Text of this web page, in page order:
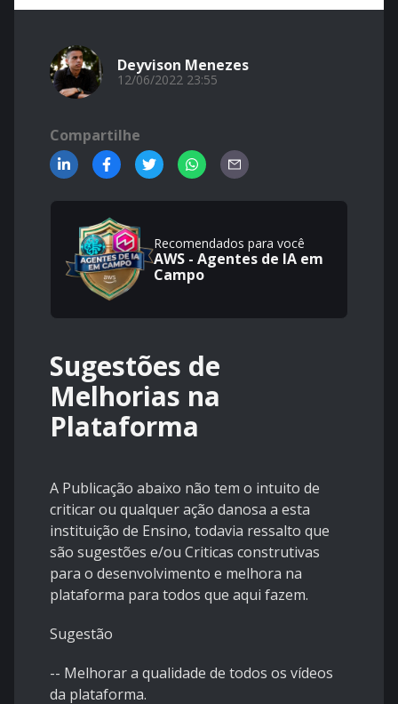
Deyvison Menezes
12/06/2022 23:55
Compartilhe
Recomendados para você
AWS - Agentes de IA em
Campo
Sugestões de
Melhorias na
Plataforma
A Publicação abaixo não tem o intuito de
criticar ou qualquer ação danosa a esta
instituição de Ensino, todavia ressalto que
são sugestões e/ou Criticas construtivas
para o desenvolvimento e melhora na
plataforma para todos que aqui fazem.
Sugestão
-- Melhorar a qualidade de todos os vídeos
da plataforma.